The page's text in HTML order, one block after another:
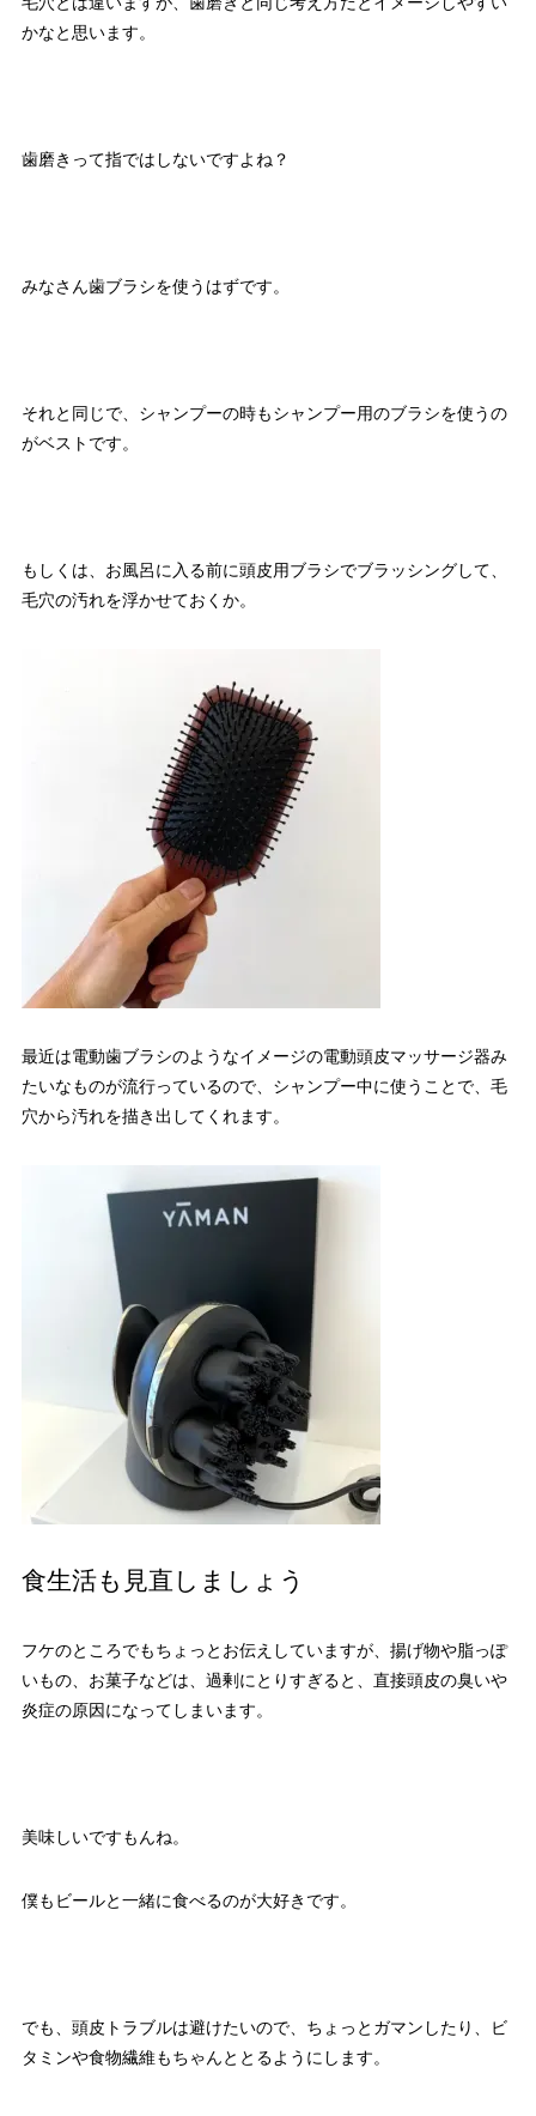
かなと思います。
歯磨きって指ではしないですよね？
みなさん歯ブラシを使うはずです。
それと同じで、シャンプーの時もシャンプー用のブラシを使うの
がベストです。
もしくは、お風呂に入る前に頭皮用ブラシでブラッシングして、
毛穴の汚れを浮かせておくか。
最近は電動歯ブラシのようなイメージの電動頭皮マッサージ器み
たいなものが流行っているので、シャンプー中に使うことで、毛
穴から汚れを描き出してくれます。
食生活も見直しましょう
フケのところでもちょっとお伝えしていますが、揚げ物や脂っぽ
いもの、お菓子などは、過剰にとりすぎると、直接頭皮の臭いや
炎症の原因になってしまいます。
美味しいですもんね。
僕もビールと一緒に食べるのが大好きです。
でも、頭皮トラブルは避けたいので、ちょっとガマンしたり、ビ
タミンや食物繊維もちゃんととるようにします。